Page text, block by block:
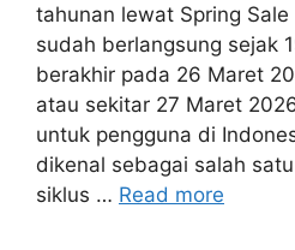
tahunan lewat Spring
sudah berlangsung sejak
berakhir pada 26 Maret
atau sekitar 27 Maret
untuk pengguna di
dikenal sebagai salah
siklus … Read more